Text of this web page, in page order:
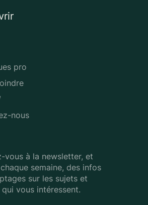
pro
nous
vous à la newsletter, et
semaine, des infos
sur les sujets et
vous intéressent.